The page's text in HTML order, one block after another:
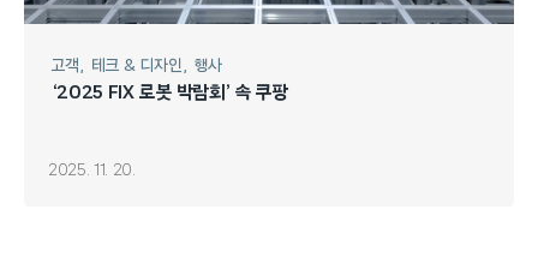
고객 테크 & 디자인 행사
‘2025 FIX 로봇 박람회’ 속 쿠팡
2025. 11. 20.